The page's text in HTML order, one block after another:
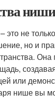
это не
но и
или
нише вы